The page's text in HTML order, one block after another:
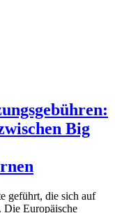
Big
geführt, die sich auf
Die Europäische